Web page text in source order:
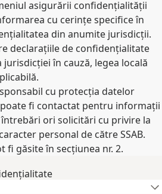
asigurării confidențialității
cu cerințe specifice în
din anumite jurisdicții.
declarațiile de confidențialitate
în cauză, legea locală
cu protecția datelor
fi contactat pentru informații
ori solicitări cu privire la
personal de către SSAB.
găsite în secțiunea nr. 2.